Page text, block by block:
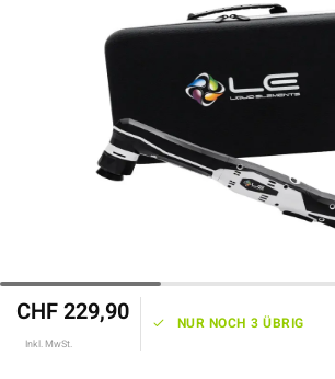
CHF 229,90
Inkl. MwSt.
NUR NOCH 3 ÜBRIG